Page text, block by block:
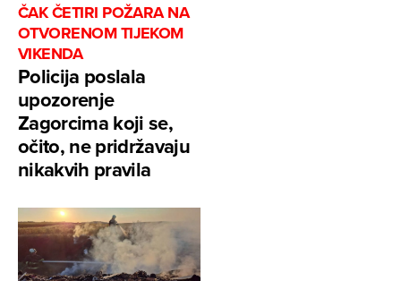
ČAK ČETIRI POŽARA NA
OTVORENOM TIJEKOM
VIKENDA
Policija poslala
upozorenje
Zagorcima koji se,
očito, ne pridržavaju
nikakvih pravila